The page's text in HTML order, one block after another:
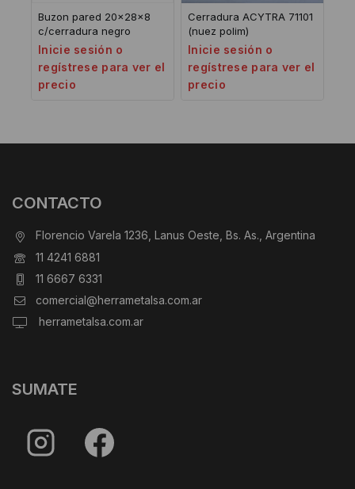
Buzon pared 20x28x8
c/cerradura negro
Inicie sesión o
regístrese para ver el
precio
Cerradura ACYTRA 71101
(nuez polim)
Inicie sesión o
regístrese para ver el
precio
CONTACTO
Florencio Varela 1236, Lanus Oeste, Bs. As., Argentina
11 4241 6881
11 6667 6331
comercial@herrametalsa.com.ar
herrametalsa.com.ar
SUMATE